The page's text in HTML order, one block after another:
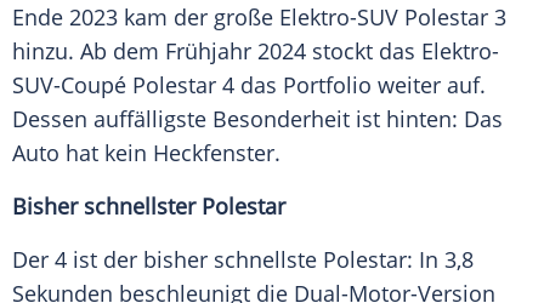
Ende 2023 kam der große Elektro-SUV Polestar 3
hinzu. Ab dem Frühjahr 2024 stockt das Elektro-
SUV-Coupé Polestar 4 das Portfolio weiter auf.
Dessen auffälligste Besonderheit ist hinten: Das
Auto hat kein Heckfenster.
Bisher schnellster Polestar
Der 4 ist der bisher schnellste Polestar: In 3,8
Sekunden beschleunigt die Dual-Motor-Version